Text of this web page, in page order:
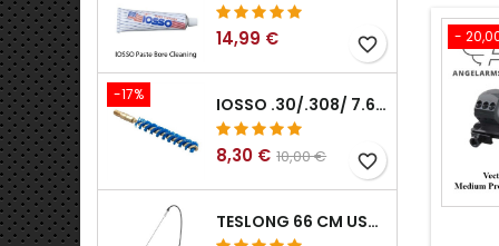
14,99 € favorite_border
-17% IOSSO .30/.308/ 7.62MM ELIMINATOR BLUE NYFLEX IEROČU URBUMU TĪRĪŠANAS BIRSTES .30/.308/ 7.62MM
8,30 € 10,00 € favorite_border
TESLONG 66 CM USB BOROSKOPS
-